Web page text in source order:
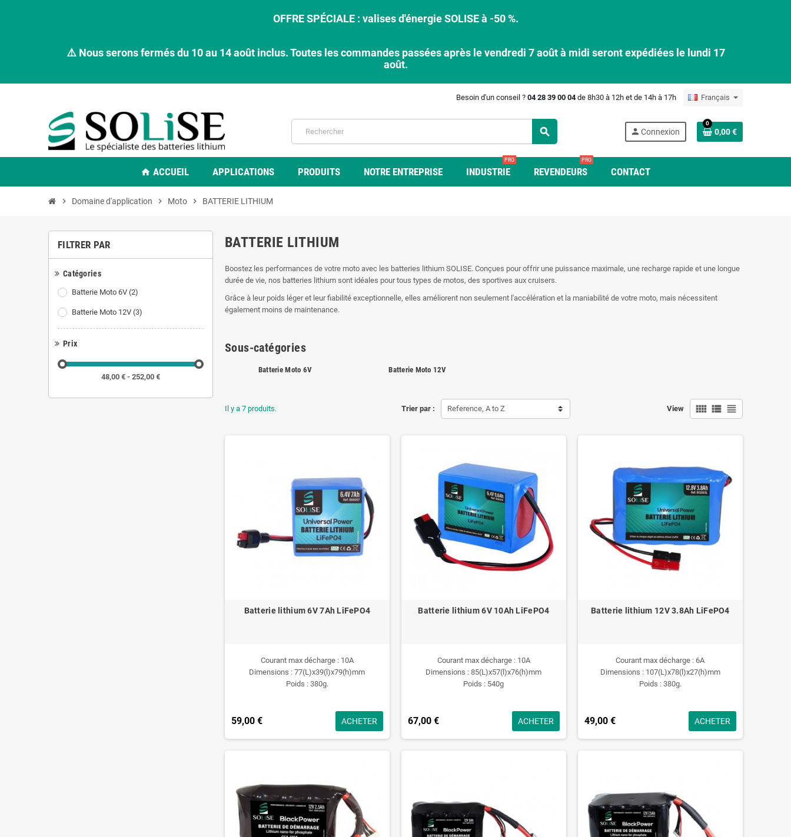
OFFRE SPÉCIALE : valises d'énergie SOLISE à -50 %.
⚠️ Nous serons fermés du 10 au 14 août inclus. Toutes les commandes passées après le vendredi 7 août à midi seront expédiées le lundi 17
août.
Besoin d'un conseil ? 04 28 39 00 04de 8h30 à 12h et de 14h à 17h Français
search person Connexion
0
0,00 €
home ACCUEIL APPLICATIONS PRODUITS NOTRE ENTREPRISE INDUSTRIE
PRO
REVENDEURS
PRO
CONTACT
chevron_right Domaine d'application chevron_right Moto chevron_right BATTERIE LITHIUM
FILTRER PAR
Catégories
Batterie Moto 6V (2)
Batterie Moto 12V (3)
Prix
48,00 € - 252,00 €
BATTERIE LITHIUM
Boostez les performances de votre moto avec les batteries lithium SOLISE. Conçues pour offrir une puissance maximale, une recharge rapide et une longue
durée de vie, nos batteries lithium sont idéales pour tous types de motos, des sportives aux cruisers.
Grâce à leur poids léger et leur fiabilité exceptionnelle, elles améliorent non seulement l'accélération et la maniabilité de votre moto, mais nécessitent
également moins de maintenance.
Sous-catégories
Batterie Moto 6V Batterie Moto 12V
Trier par : Reference, A to Z View view_comfy view_list view_headline
Il y a 7 produits.
Batterie lithium 6V 7Ah LiFePO4
Courant max décharge : 10A
Dimensions : 77(L)x39(l)x79(h)mm
Poids : 380g.
59,00 € ACHETER
Batterie lithium 6V 10Ah LiFePO4
Courant max décharge : 10A
Dimensions : 85(L)x57(l)x76(h)mm
Poids : 540g
67,00 € ACHETER
Batterie lithium 12V 3.8Ah LiFePO4
Courant max décharge : 6A
Dimensions : 107(L)x78(l)x27(h)mm
Poids : 380g.
49,00 € ACHETER